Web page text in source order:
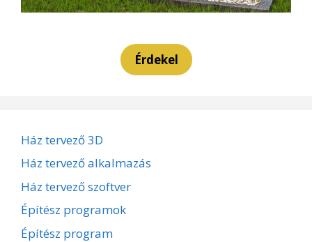
Érdekel
Ház tervező 3D
Ház tervező alkalmazás
Ház tervező szoftver
Építész programok
Építész program